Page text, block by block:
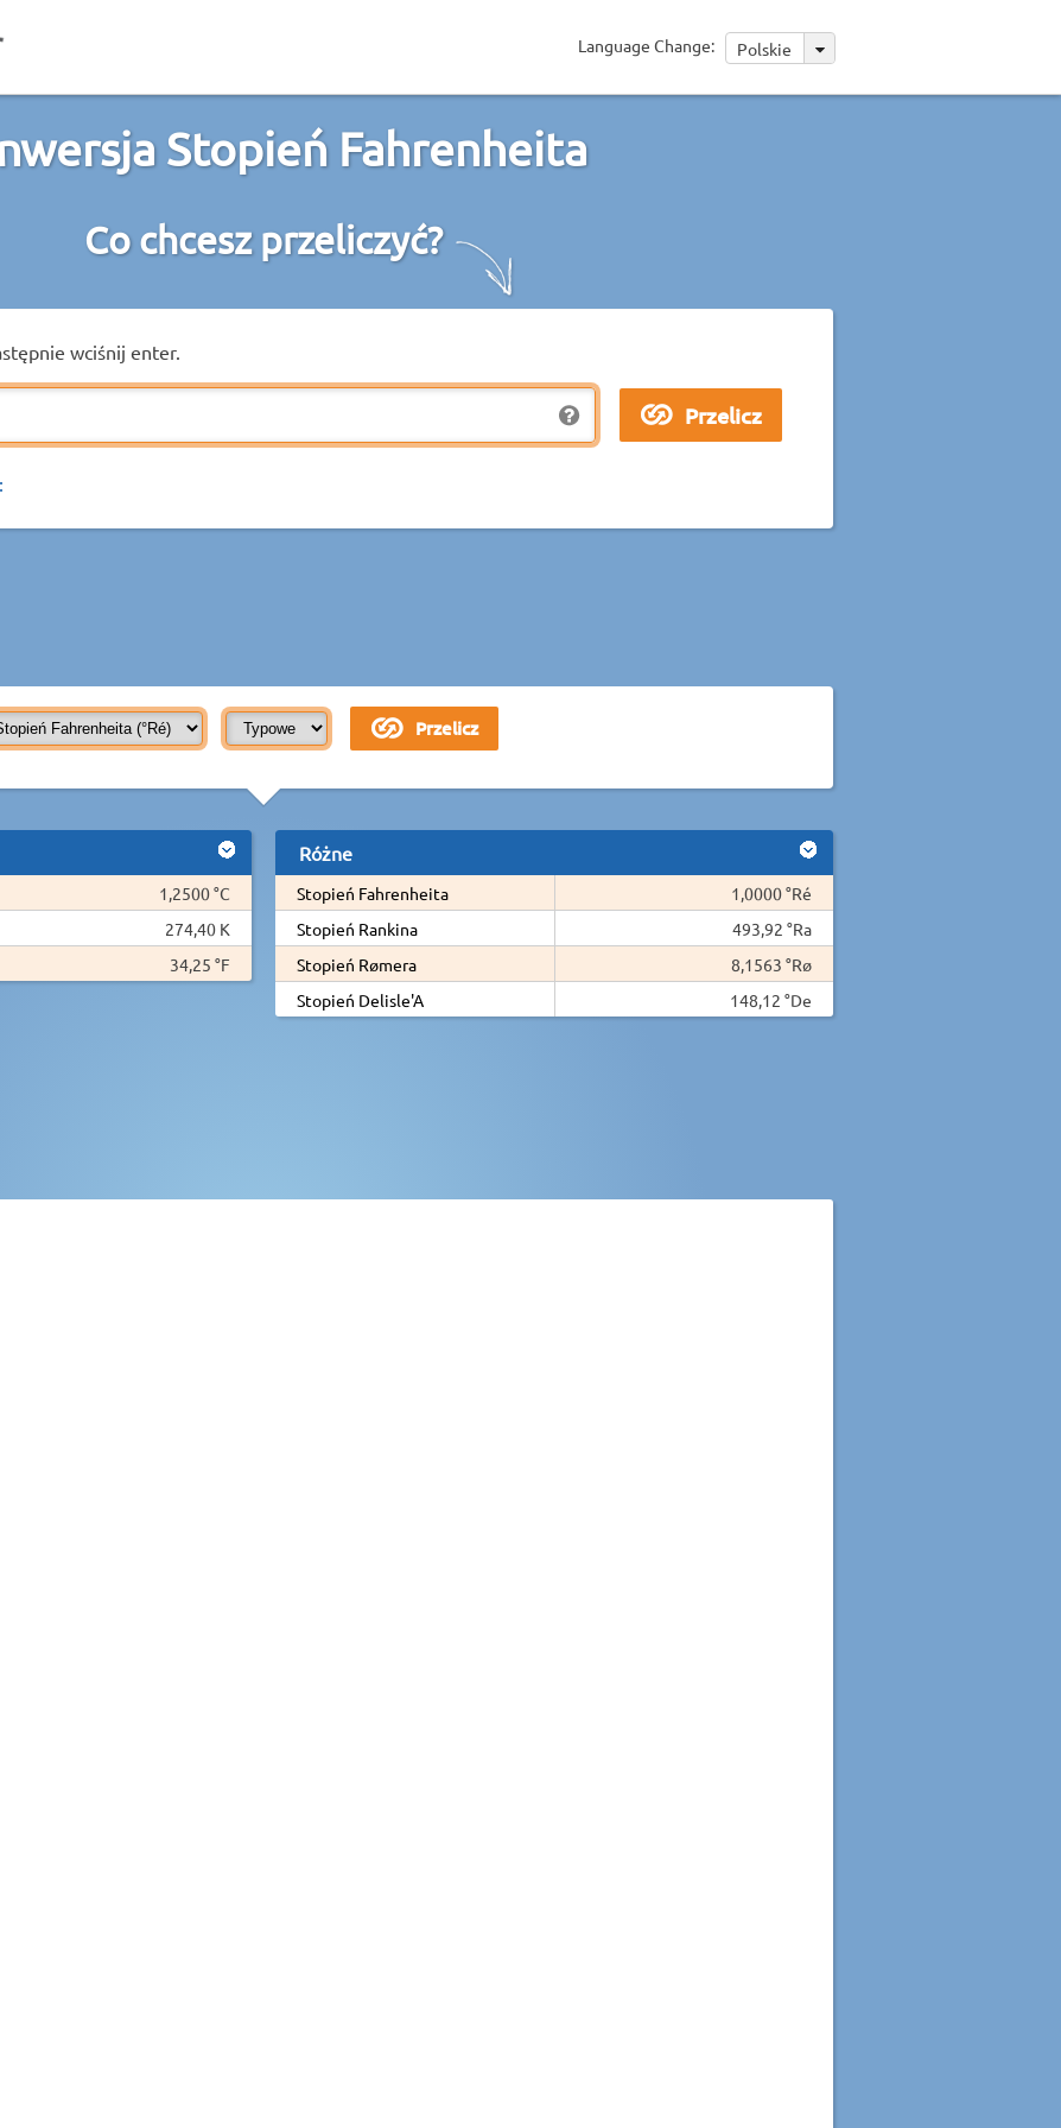
Language Change: Polskie
Stopień Fahrenheita
Co chcesz przeliczyć?
wciśnij enter.
1,2500 °C
274,40 K
34,25 °F
Różne
Stopień Fahrenheita
1,0000 °Ré
Stopień Rankina
493,92 °Ra
Stopień Rømera
8,1563 °Rø
Stopień Delisle'A
148,12 °De